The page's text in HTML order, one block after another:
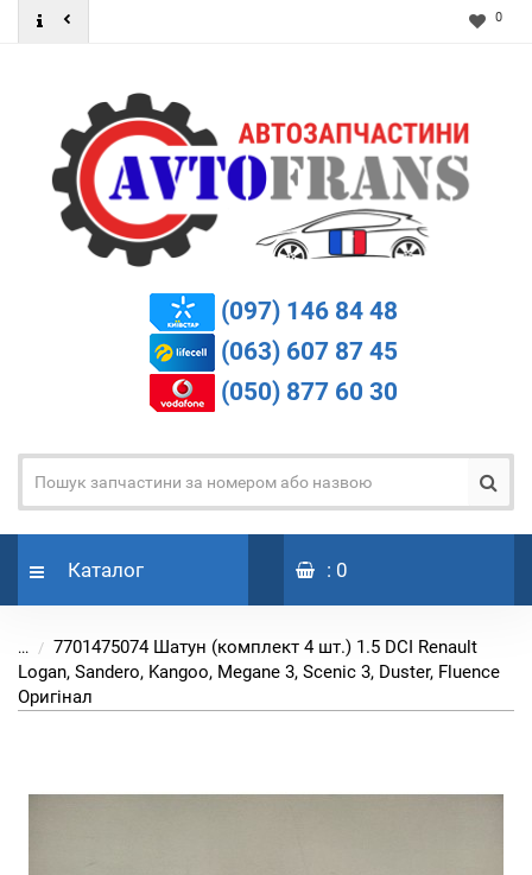
0
(097) 146 84 48
(063) 607 87 45
(050) 877 60 30
Каталог : 0
...
7701475074 Шатун (комплект 4 шт.) 1.5 DCI Renault
Logan, Sandero, Kangoo, Megane 3, Scenic 3, Duster, Fluence
Оригінал